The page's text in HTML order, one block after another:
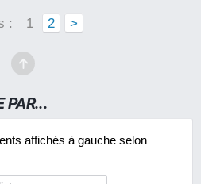
: 1 2 >
PAR...
affichés à gauche selon